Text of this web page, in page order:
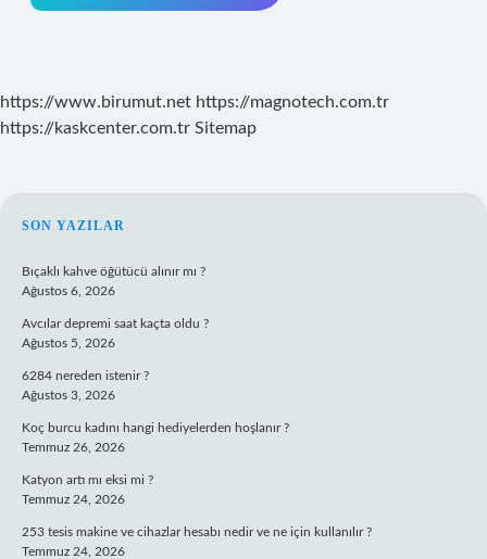
https://www.birumut.net https://magnotech.com.tr
https://kaskcenter.com.tr Sitemap
SIDEBAR
SON YAZILAR
Bıçaklı kahve öğütücü alınır mı ?
Ağustos 6, 2026
Avcılar depremi saat kaçta oldu ?
Ağustos 5, 2026
6284 nereden istenir ?
Ağustos 3, 2026
Koç burcu kadını hangi hediyelerden hoşlanır ?
Temmuz 26, 2026
Katyon artı mı eksi mi ?
Temmuz 24, 2026
253 tesis makine ve cihazlar hesabı nedir ve ne için kullanılır ?
Temmuz 24, 2026